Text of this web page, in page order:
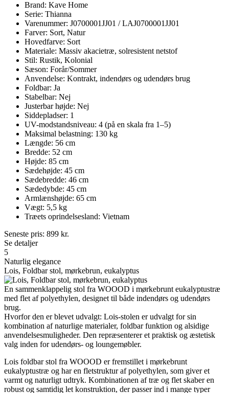
Brand: Kave Home
Serie: Thianna
Varenummer: J0700001JJ01 / LAJ0700001JJ01
Farver: Sort, Natur
Hovedfarve: Sort
Materiale: Massiv akacietræ, solresistent netstof
Stil: Rustik, Kolonial
Sæson: Forår/Sommer
Anvendelse: Kontrakt, indendørs og udendørs brug
Foldbar: Ja
Stabelbar: Nej
Justerbar højde: Nej
Siddepladser: 1
UV-modstandsniveau: 4 (på en skala fra 1–5)
Maksimal belastning: 130 kg
Længde: 56 cm
Bredde: 52 cm
Højde: 85 cm
Sædehøjde: 45 cm
Sædebredde: 46 cm
Sædedybde: 45 cm
Armlænshøjde: 65 cm
Vægt: 5,5 kg
Træets oprindelsesland: Vietnam
Seneste pris: 899 kr.
Se detaljer
5
Naturlig elegance
Lois, Foldbar stol, mørkebrun, eukalyptus
En sammenklappelig stol fra WOOOD i mørkebrunt eukalyptustræ
med flet af polyethylen, designet til både indendørs og udendørs
brug.
Hvorfor den er blevet udvalgt: Lois-stolen er udvalgt for sin
kombination af naturlige materialer, foldbar funktion og alsidige
anvendelsesmuligheder. Den repræsenterer et praktisk og æstetisk
valg inden for udendørs- og loungemøbler.
Lois foldbar stol fra WOOOD er fremstillet i mørkebrunt
eukalyptustræ og har en fletstruktur af polyethylen, som giver et
varmt og naturligt udtryk. Kombinationen af træ og flet skaber en
robust og samtidig let konstruktion, der passer ind i mange typer